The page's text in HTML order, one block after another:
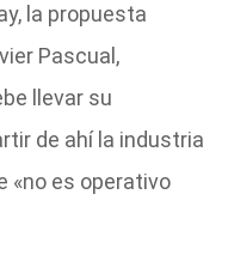
la propuesta
Pascual,
llevar su
de ahí la industria
«no es operativo